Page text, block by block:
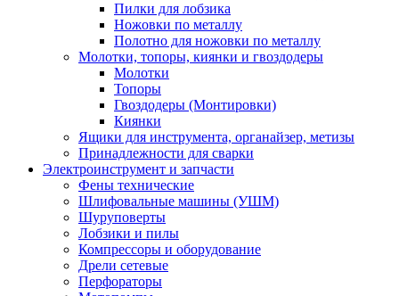
Пилки для лобзика
Ножовки по металлу
Полотно для ножовки по металлу
Молотки, топоры, киянки и гвоздодеры
Молотки
Топоры
Гвоздодеры (Монтировки)
Киянки
Ящики для инструмента, органайзер, метизы
Принадлежности для сварки
Электроинструмент и запчасти
Фены технические
Шлифовальные машины (УШМ)
Шуруповерты
Лобзики и пилы
Компрессоры и оборудование
Дрели сетевые
Перфораторы